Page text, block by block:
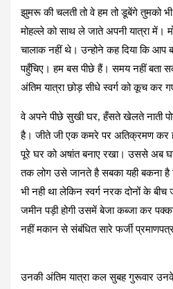
झुमरू की चलती तो वे हम तो डूबेंगे तुमको
मोहल्ले को साथ ले जाते अपनी यात्रा में।
चालाक नहीं थे। उन्होने कह दिया कि आप
पहुँचिए। हम बस पीछे हैं। समय नहीं
अंतिम यात्रा छोड़ सीधे स्वर्ग को कूच कर
वे अपने पीछे सुखी घर, हँसते खेलते नाती
है। जीते जी एक कमरे पर अतिक्रमण कर
पूरे घर को अषांत बनाए रखा। उससे अब घर
तक लोग उसे जानते है सबका यही बकना है
भी नही था लेकिन स्वर्ग नरक दोनों के बीच
जमीन पड़ी होगी उसमें बेजा कब्जा कर पक्का
नहीं मकान से संबंधित सारे फर्जी प्रमाणपत्र
उनकी अंतिम यात्रा कल सुबह गुरूवार